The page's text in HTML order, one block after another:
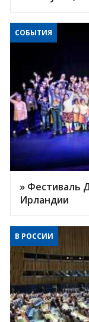
СОБЫТИЯ
» Фестиваль
Ирландии
В РОССИИ